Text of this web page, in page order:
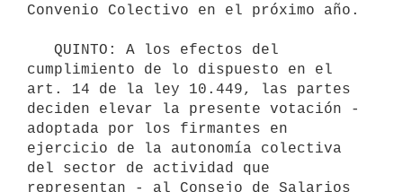
Convenio Colectivo en el próximo año.
cumplimiento de lo dispuesto en el
art. 14 de la ley 10.449, las partes
deciden elevar la presente votación -
adoptada por los firmantes en
ejercicio de la autonomía colectiva
del sector de actividad que
representan - al Consejo de Salarios